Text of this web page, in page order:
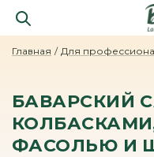
Главная Для
БАВАРСКИЙ
ФАСОЛЬЮ И